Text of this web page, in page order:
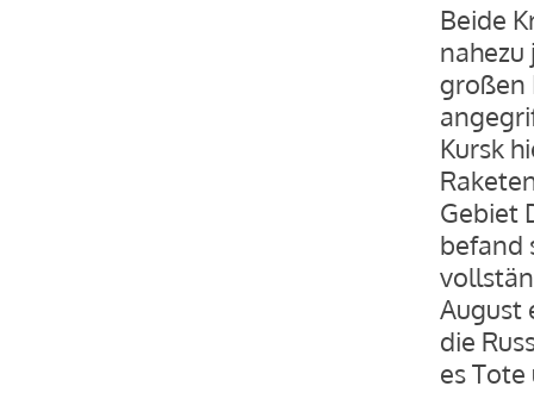
Beide
großen
Kursk
Gebiet
befand
August
die
es